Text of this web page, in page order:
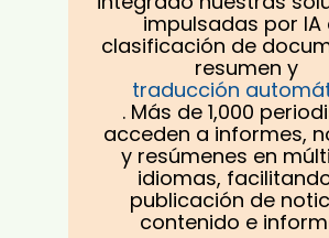
impulsadas por IA
clasificación de
resumen y
traducción
. Más de 1,000
acceden a informes,
y resúmenes en
idiomas,
publicación de
contenido e